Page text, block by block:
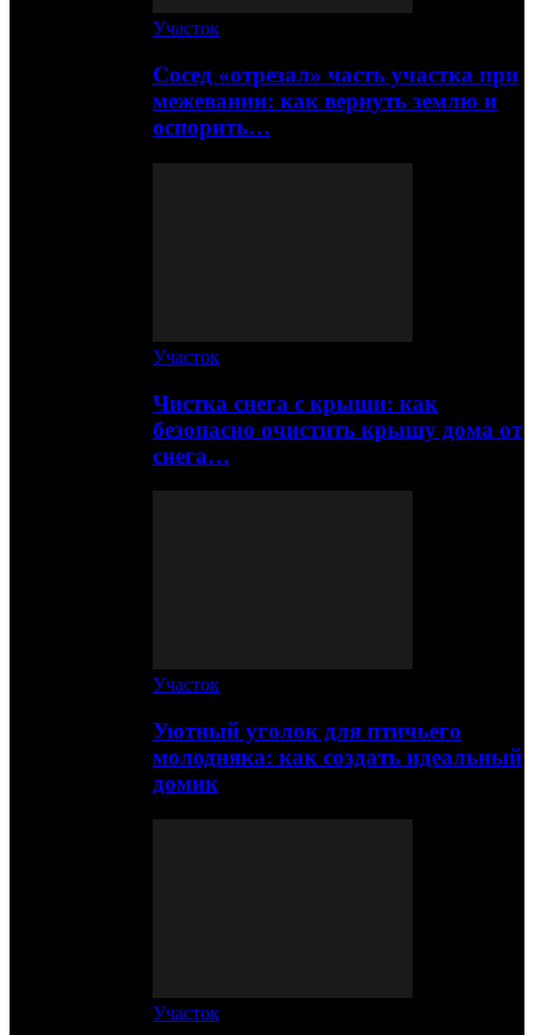
Участок
Сосед «отрезал» часть участка при
межевании: как вернуть землю и
оспорить…
Участок
Чистка снега с крыши: как
безопасно очистить крышу дома от
снега…
Участок
Уютный уголок для птичьего
молодняка: как создать идеальный
домик
Участок